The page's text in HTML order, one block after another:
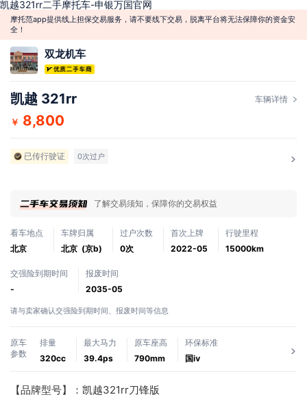
凯越321rr二手摩托车-申银万国官网
摩托范app提供线上担保交易服务，请不要线下交易，脱离平台将无法保障你的资金安
全！
双龙机车
凯越 321rr 车辆详情
￥ 8,800
已传行驶证 0次过户
了解交易须知，保障你的交易权益
看车地点
北京
车牌归属
北京 (京b)
过户次数
0次
首次上牌
2022-05
行驶里程
15000km
交强险到期时间
-
报废时间
2035-05
请与卖家确认交强险到期时间、报废时间等信息
原车
参数
排量
320cc
最大马力
39.4ps
原车座高
790mm
环保标准
国ⅳ
【品牌型号】：凯越321rr刀锋版